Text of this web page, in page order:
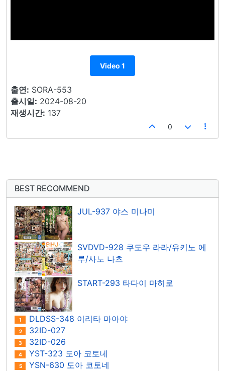
Video 1
출연: SORA-553
출시일: 2024-08-20
재생시간: 137
0
BEST RECOMMEND
JUL-937 야스 미나미
SVDVD-928 쿠도우 라라/유키노 에
루/사노 나츠
START-293 타다이 마히로
1 DLDSS-348 이리타 마아야
2 32ID-027
3 32ID-026
4 YST-323 도아 코토네
5 YSN-630 도아 코토네